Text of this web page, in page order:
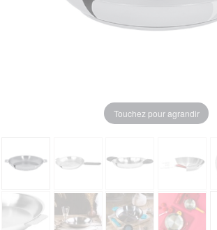
Touchez pour agrandir